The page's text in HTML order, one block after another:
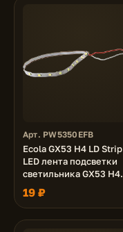
Арт. PW5350EFB
Ecola GX53 H4 LD Strip
LED лента подсветки
светильника GX53 H4
LDxxxx 5.0W, 2700K
19 ₽